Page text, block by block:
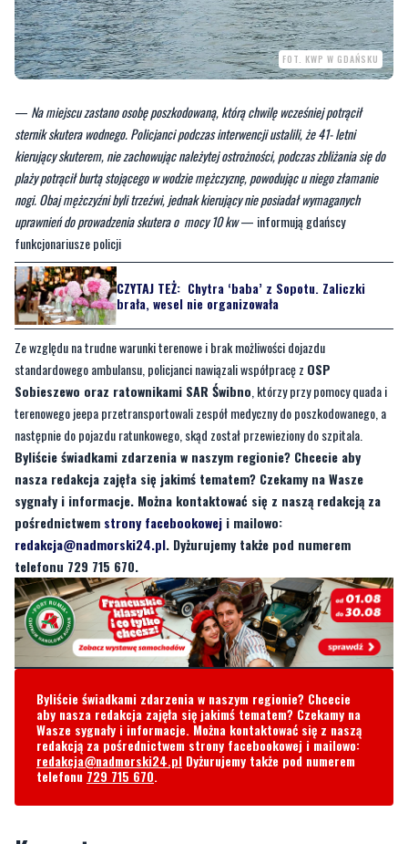
—Na miejscu zastano osobę poszkodowaną, którą chwilę wcześniej potrącił
sternik skutera wodnego. Policjanci podczas interwencji ustalili, że 41- letni
plaży potrącił burtą stojącego w wodzie mężczyznę, powodując u niego złamanie
nogi. Obaj mężczyźni byli trzeźwi, jednak kierujący nie posiadał wymaganych
uprawnień do prowadzenia skutera o mocy 10 kw— informują gdańscy
funkcjonariusze policji
CZYTAJ TEŻ: Chytra ‘baba’ z Sopotu. Zaliczki
brała, wesel nie organizowała
Ze względu na trudne warunki terenowe i brak możliwości dojazdu
standardowego ambulansu, policjanci nawiązali współpracę z
Sobieszewo oraz ratownikami SAR Świbno, którzy przy pomocy quada i
terenowego jeepa przetransportowali zespół medyczny do poszkodowanego, a
następnie do pojazdu ratunkowego, skąd został przewieziony do szpitala.
Byliście świadkami zdarzenia w naszym regionie? Chcecie aby
nasza redakcja zajęła się jakimś tematem? Czekamy na Wasze
sygnały i informacje. Można kontaktować się z naszą redakcją za
pośrednictwemstrony facebookoweji mailowo:
redakcja@nadmorski24.pl. Dyżurujemy także pod numerem
telefonu 729 715 670.
Byliście świadkami zdarzenia w naszym regionie? Chcecie
aby nasza redakcja zajęła się jakimś tematem? Czekamy na
Wasze sygnały i informacje. Można kontaktować się z naszą
redakcja@nadmorski24.plDyżurujemy także pod numerem
telefonu729 715 670.
Komentarze